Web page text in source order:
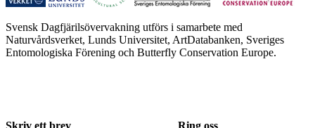
Svensk Dagfjärilsövervakning utförs i samarbete med
Naturvårdsverket, Lunds Universitet, ArtDatabanken, Sveriges
Entomologiska Förening och Butterfly Conservation Europe.
Skriv ett brev Ring oss